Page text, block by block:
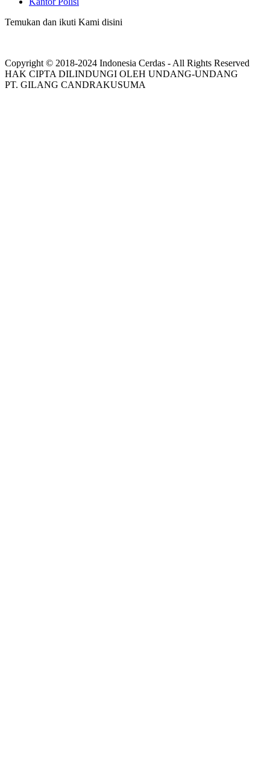
Temukan dan ikuti Kami disini
Copyright © 2018-2024 Indonesia Cerdas - All Rights Reserved
HAK CIPTA DILINDUNGI OLEH UNDANG-UNDANG
PT. GILANG CANDRAKUSUMA